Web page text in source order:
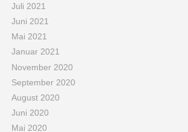
Juli 2021
Juni 2021
Mai 2021
Januar 2021
November 2020
September 2020
August 2020
Juni 2020
Mai 2020